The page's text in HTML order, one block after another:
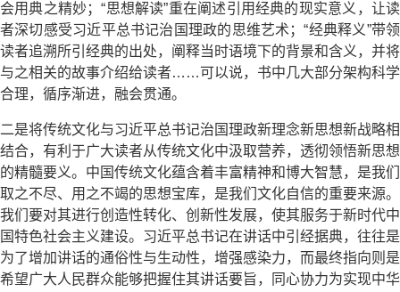
会用典之精妙；“思想解读”重在阐述引用经典的现实意义，让读
者深切感受习近平总书记治国理政的思维艺术；“经典释义”带领
读者追溯所引经典的出处，阐释当时语境下的背景和含义，并将
与之相关的故事介绍给读者……可以说，书中几大部分架构科学
合理，循序渐进，融会贯通。
二是将传统文化与习近平总书记治国理政新理念新思想新战略相
结合，有利于广大读者从传统文化中汲取营养，透彻领悟新思想
的精髓要义。中国传统文化蕴含着丰富精神和博大智慧，是我们
取之不尽、用之不竭的思想宝库，是我们文化自信的重要来源。
我们要对其进行创造性转化、创新性发展，使其服务于新时代中
国特色社会主义建设。习近平总书记在讲话中引经据典，往往是
为了增加讲话的通俗性与生动性，增强感染力，而最终指向则是
希望广大人民群众能够把握住其讲话要旨，同心协力为实现中华